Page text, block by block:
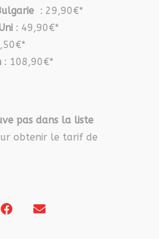
: 29,90€*
: 49,90€*
: 108,90€*
pas dans la liste
obtenir le tarif de